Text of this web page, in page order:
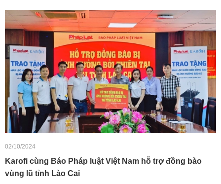
02/10/2024
Karofi cùng Báo Pháp luật Việt Nam hỗ trợ đồng bào
vùng lũ tỉnh Lào Cai